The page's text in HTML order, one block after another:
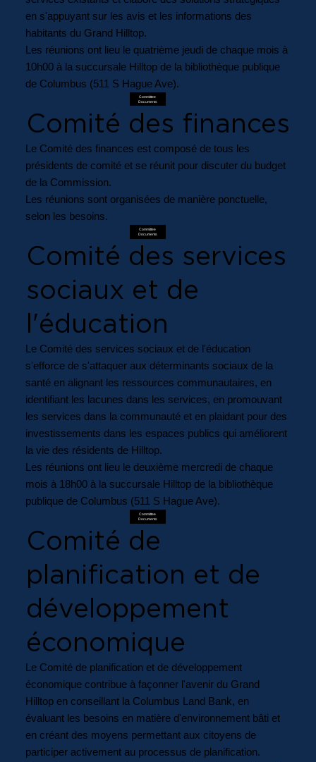
en s'appuyant sur les avis et les informations des
habitants du Grand Hilltop.
Les réunions ont lieu le quatrième jeudi de chaque mois à
10h00 à la succursale Hilltop de la bibliothèque publique
de Columbus (511 S Hague Ave).
Committee
Documents
Comité des finances
Le Comité des finances est composé de tous les
présidents de comité et se réunit pour discuter du budget
de la Commission.
Les réunions sont organisées de manière ponctuelle,
selon les besoins.
Committee
Documents
Comité des services
sociaux et de
l'éducation
Le Comité des services sociaux et de l'éducation
s'efforce de s'attaquer aux déterminants sociaux de la
santé en alignant les ressources communautaires, en
identifiant les lacunes dans les services, en promouvant
les services dans la communauté et en plaidant pour des
investissements dans les espaces publics qui améliorent
la vie des résidents de Hilltop.
Les réunions ont lieu le deuxième mercredi de chaque
mois à 18h00 à la succursale Hilltop de la bibliothèque
publique de Columbus (511 S Hague Ave).
Committee
Documents
Comité de
planification et de
développement
économique
Le Comité de planification et de développement
économique contribue à façonner l'avenir du Grand
Hilltop en conseillant la Columbus Land Bank, en
évaluant les besoins en matière d'environnement bâti et
en créant des moyens permettant aux citoyens de
participer activement au processus de planification.